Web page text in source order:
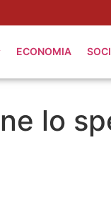
ECONOMIA
lo